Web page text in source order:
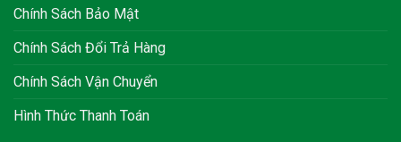
Chính Sách Bảo Mật
Chính Sách Đổi Trả Hàng
Chính Sách Vận Chuyển
Hình Thức Thanh Toán